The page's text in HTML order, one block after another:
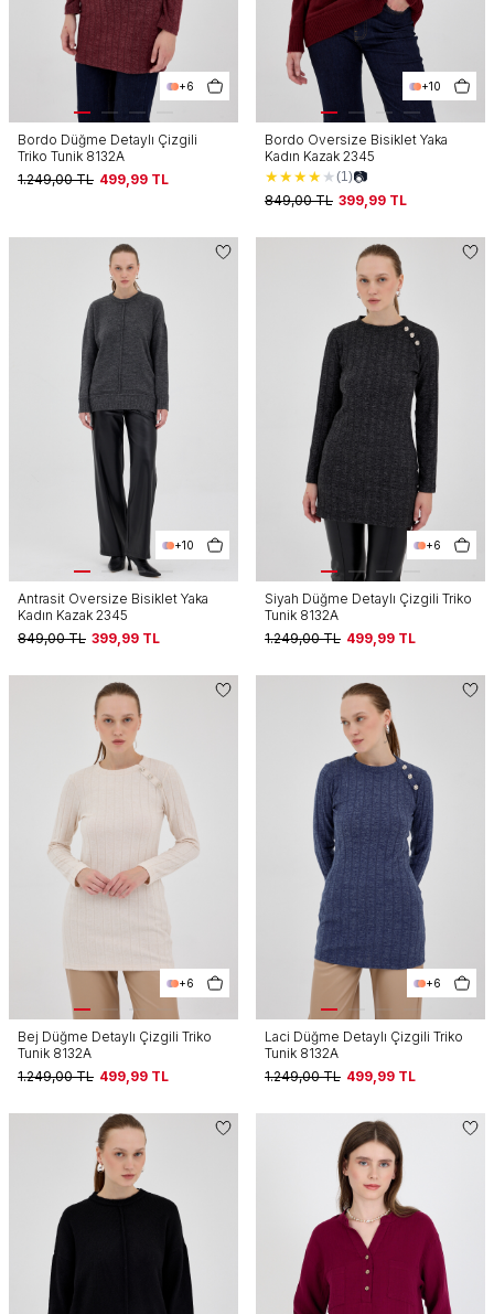
+6
Bordo Düğme Detaylı Çizgili
Triko Tunik 8132A
1.249,00TL 499,99 TL
+10
Bordo Oversize Bisiklet Yaka
Kadın Kazak 2345
★★★★★(1)📷
849,00TL 399,99 TL
+10
Antrasit Oversize Bisiklet Yaka
Kadın Kazak 2345
849,00TL 399,99 TL
+6
Siyah Düğme Detaylı Çizgili Triko
Tunik 8132A
1.249,00TL 499,99 TL
+6
Bej Düğme Detaylı Çizgili Triko
Tunik 8132A
1.249,00TL 499,99 TL
+6
Laci Düğme Detaylı Çizgili Triko
Tunik 8132A
1.249,00TL 499,99 TL